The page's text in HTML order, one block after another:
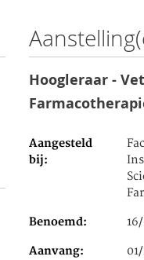
Hoogleraar -
Aangesteld
bij
Benoemd
Aanvang